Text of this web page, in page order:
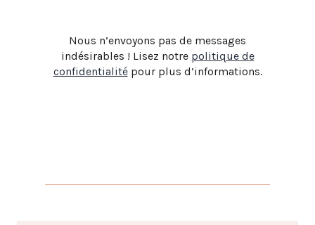
Nous n’envoyons pas de messages
indésirables ! Lisez notre politique de
confidentialitépour plus d’informations.